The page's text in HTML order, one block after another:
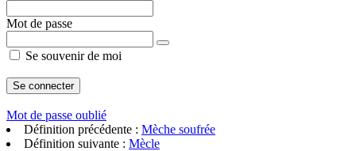
Mot de passe
Se souvenir de moi
Mot de passe oublié
Définition précédente : Mèche soufrée
Définition suivante : Mècle